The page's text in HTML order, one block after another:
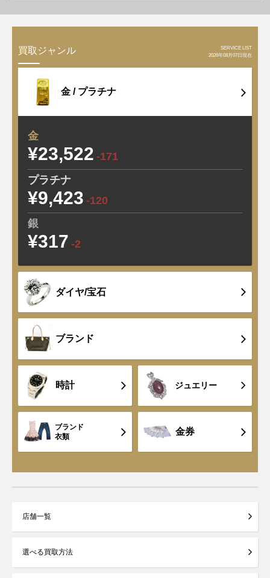
買取ジャンル
SERVICE LIST
2026年08月07日現在
金 / プラチナ
金
¥23,522 -171
プラチナ
¥9,423 -120
銀
¥317 -2
ダイヤ/宝石
ブランド
時計 ジュエリー
ブランド
衣類
金券
店舗一覧
選べる買取方法